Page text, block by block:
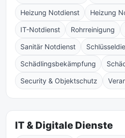
Heizung Notdienst Heizung
IT-Notdienst Rohrreinigung
Sanitär Notdienst
Schädlingsbekämpfung
Security & Objektschutz
IT & Digitale Dienste